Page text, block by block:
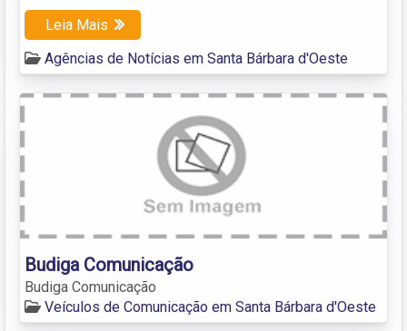
Leia Mais
Agências de Notícias em Santa Bárbara d'Oeste
Budiga Comunicação
Budiga Comunicação
Veículos de Comunicação em Santa Bárbara d'Oeste